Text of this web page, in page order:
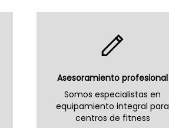
Asesoramiento profesional
Somos especialistas en
equipamiento integral para
centros de fitness